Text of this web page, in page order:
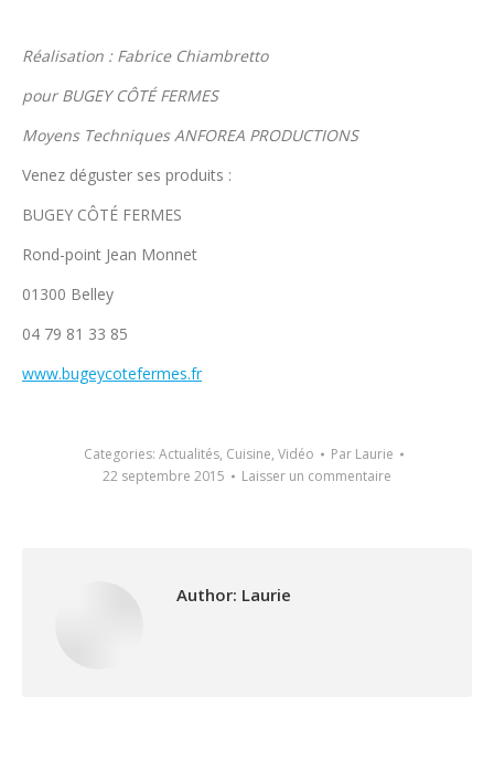
Réalisation : Fabrice Chiambretto
pour BUGEY CÔTÉ FERMES
Moyens Techniques ANFOREA PRODUCTIONS
Venez déguster ses produits :
BUGEY CÔTÉ FERMES
Rond-point Jean Monnet
01300 Belley
04 79 81 33 85
www.bugeycotefermes.fr
Categories: Actualités, Cuisine, Vidéo Par Laurie
22 septembre 2015
Laisser un commentaire
Author: Laurie